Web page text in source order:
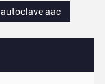
autoclave aac